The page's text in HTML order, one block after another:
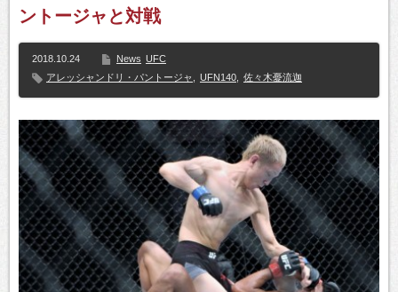
ントージャと対戦
2018.10.24 News UFC
アレッシャンドリ・パントージャ
UFN140 佐々木憂流迦